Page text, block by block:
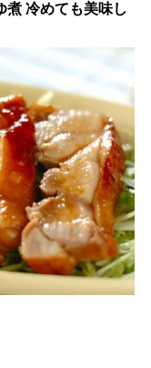
煮 冷めても美味し